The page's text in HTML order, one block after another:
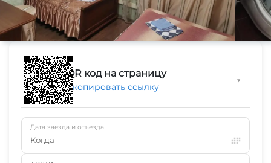
QR код на страницу
Скопировать ссылку
▼
Дата заезда и отъезда
Когда